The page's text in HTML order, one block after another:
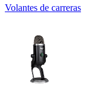
Volantes de carreras